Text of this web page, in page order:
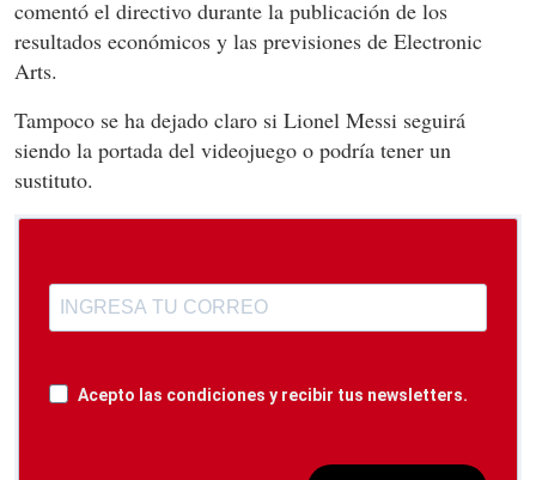
comentó el directivo durante la publicación de los
resultados económicos y las previsiones de Electronic
Arts.
Tampoco se ha dejado claro si Lionel Messi seguirá
siendo la portada del videojuego o podría tener un
sustituto.
Acepto las condiciones y recibir tus newsletters.